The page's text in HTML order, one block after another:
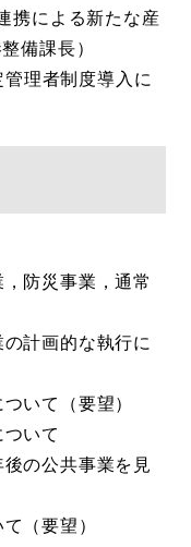
携による新たな産
備課長）
理者制度導入に
防災事業，通常
計画的な執行に
いて（要望）
いて
の公共事業を見
（要望）